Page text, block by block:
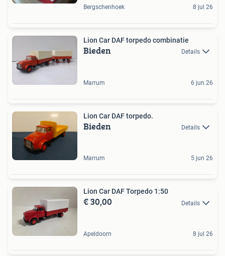
Bergschenhoek 8 jul 26
Lion Car DAF torpedo combinatie
Bieden Details
Marrum 6 jun 26
Lion Car DAF torpedo.
Bieden Details
Marrum 5 jun 26
Lion Car DAF Torpedo 1:50
€ 30,00 Details
Apeldoorn 8 jul 26